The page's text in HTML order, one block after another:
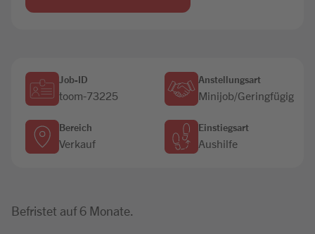
Job-ID
toom-73225
Anstellungsart
Minijob/Geringfügig
Bereich
Verkauf
Einstiegsart
Aushilfe
Befristet auf 6 Monate.